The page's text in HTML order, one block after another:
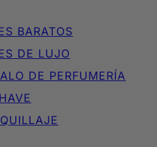
BARATOS
DE LUJO
DE PERFUMERÍA